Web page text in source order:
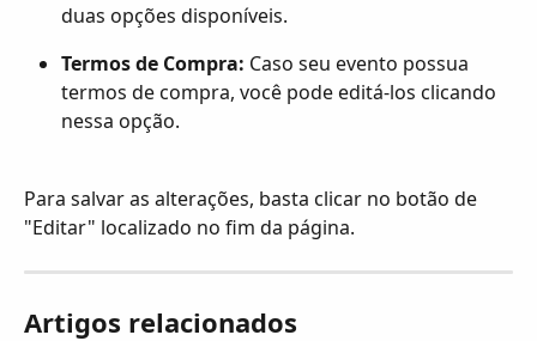
duas opções disponíveis.
Termos de Compra: Caso seu evento possua
termos de compra, você pode editá-los clicando
nessa opção.
Para salvar as alterações, basta clicar no botão de
"Editar" localizado no fim da página.
Artigos relacionados